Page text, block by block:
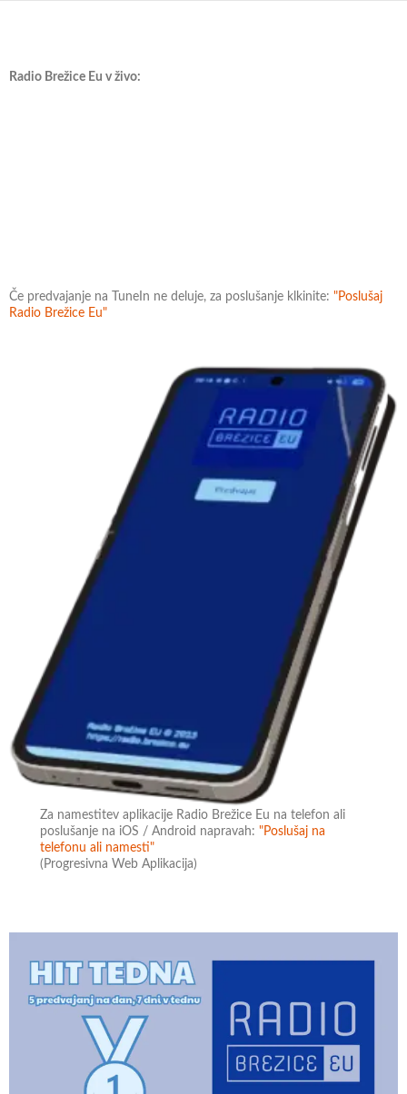
Radio Brežice Eu v živo:
Če predvajanje na TuneIn ne deluje, za poslušanje klkinite: "Poslušaj
Radio Brežice Eu"
Za namestitev aplikacije Radio Brežice Eu na telefon ali
poslušanje na iOS / Android napravah:"Poslušaj na
telefonu ali namesti"
(Progresivna Web Aplikacija)